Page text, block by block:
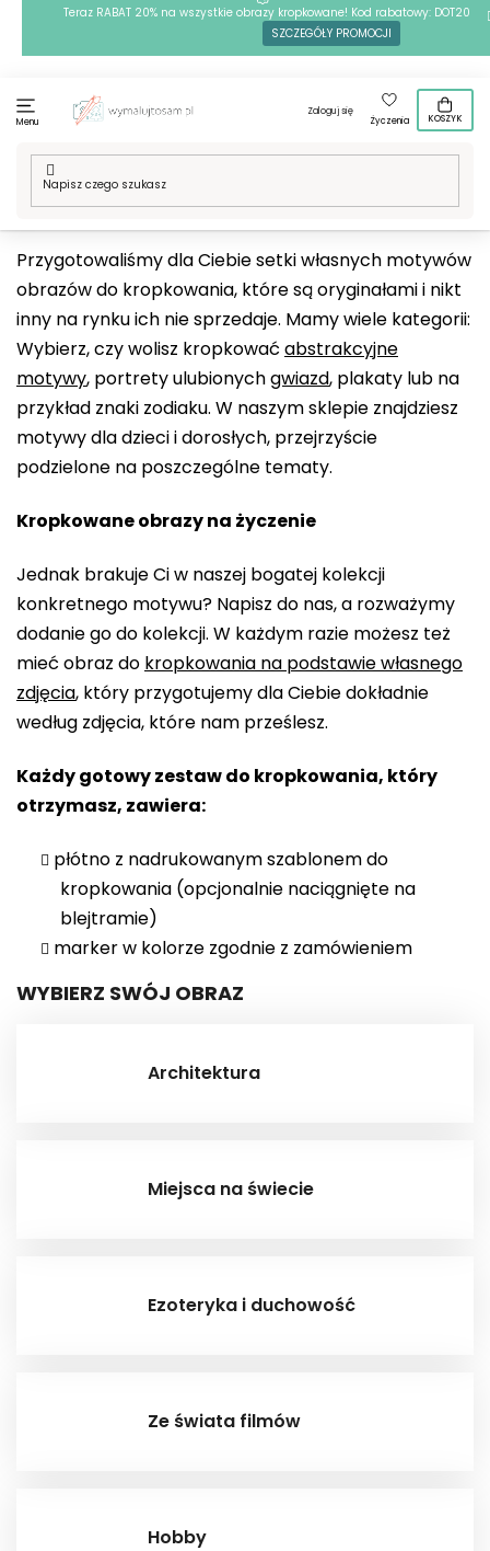
Teraz RABAT 20% na wszystkie obrazy kropkowane! Kod rabatowy: DOT20
SZCZEGÓŁY PROMOCJI
Menu
Zaloguj się
Życzenia
KOSZYK
Home
Przygotowaliśmy dla Ciebie setkiwłasnych motywów
obrazów do kropkowania, które są oryginałami i nikt
inny na rynku ich nie sprzedaje. Mamy wiele kategorii:
Wybierz, czy wolisz kropkować abstrakcyjne
motywy, portrety ulubionychgwiazd, plakaty lub na
przykład znaki zodiaku. W naszym sklepie znajdziesz
motywy dla dzieci i dorosłych, przejrzyście
podzielone na poszczególne tematy.
Kropkowane obrazy na życzenie
Jednak brakuje Ci w naszej bogatej kolekcji
konkretnego motywu? Napisz do nas, a rozważymy
dodanie go do kolekcji. W każdym razie możesz też
mieć obraz do kropkowania na podstawie własnego
zdjęcia, który przygotujemy dla Ciebie dokładnie
według zdjęcia, które nam prześlesz.
Każdy gotowy zestaw do kropkowania, który
otrzymasz, zawiera:
płótno z nadrukowanym szablonem do
kropkowania (opcjonalnie naciągnięte na
blejtramie)
marker w kolorze zgodnie z zamówieniem
WYBIERZ SWÓJ OBRAZ
Architektura
Miejsca na świecie
Ezoteryka i duchowość
Ze świata filmów
Hobby